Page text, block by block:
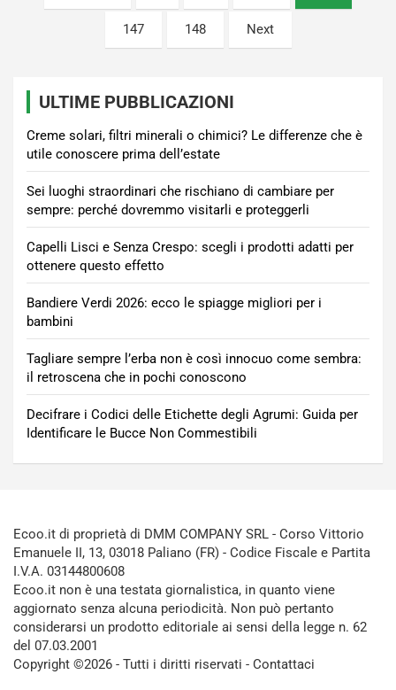
degli
147 148 Next
ULTIME PUBBLICAZIONI
Creme solari, filtri minerali o chimici? Le differenze che è
utile conoscere prima dell’estate
Sei luoghi straordinari che rischiano di cambiare per
sempre: perché dovremmo visitarli e proteggerli
Capelli Lisci e Senza Crespo: scegli i prodotti adatti per
ottenere questo effetto
Bandiere Verdi 2026: ecco le spiagge migliori per i
bambini
Tagliare sempre l’erba non è così innocuo come sembra:
il retroscena che in pochi conoscono
Decifrare i Codici delle Etichette degli Agrumi: Guida per
Identificare le Bucce Non Commestibili
Ecoo.it di proprietà di DMM COMPANY SRL - Corso Vittorio
Emanuele II, 13, 03018 Paliano (FR) - Codice Fiscale e Partita
I.V.A. 03144800608
Ecoo.it non è una testata giornalistica, in quanto viene
aggiornato senza alcuna periodicità. Non può pertanto
considerarsi un prodotto editoriale ai sensi della legge n. 62
del 07.03.2001
Copyright ©2026 - Tutti i diritti riservati - Contattaci